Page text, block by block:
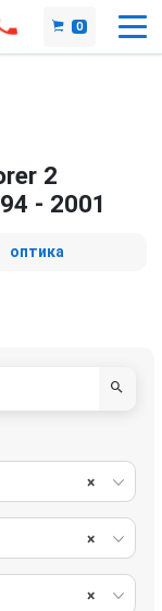
0
2
- 2001
оптика
×
×
×